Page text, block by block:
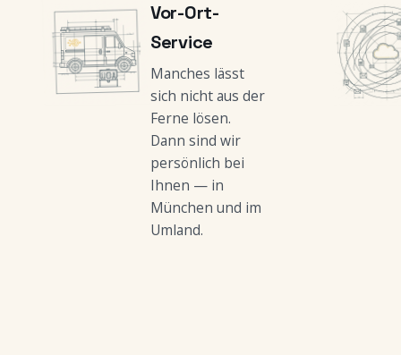
Vor-Ort-
Service
Manches lässt
sich nicht aus der
Ferne lösen.
Dann sind wir
persönlich bei
Ihnen — in
München und im
Umland.